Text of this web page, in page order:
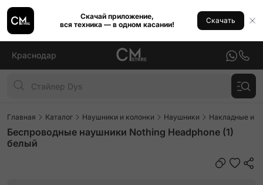
Скачай приложение,
вся техника — в одном касании!
Скачать
Краснодар
Главная Каталог Наушники и колонки Наушники Накладные и
Беспроводные наушники Nothing Headphone (1)
белый